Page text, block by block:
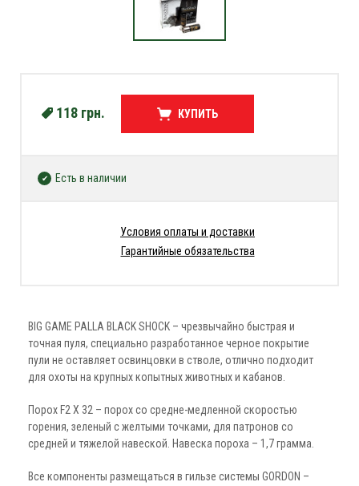
BIG GAME PALLA BLACK SHOCK – чрезвычайно быстрая и
точная пуля, специально разработанное черное покрытие
пули не оставляет освинцовки в стволе, отлично подходит
для охоты на крупных копытных животных и кабанов.
Порох F2 X 32 – порох со средне-медленной скоростью
горения, зеленый с желтыми точками, для патронов со
средней и тяжелой навеской. Навеска пороха – 1,7 грамма.
Все компоненты размещаться в гильзе системы GORDON –
118 грн. КУПИТЬ
Есть в наличии
Условия оплаты и доставки
Гарантийные обязательства